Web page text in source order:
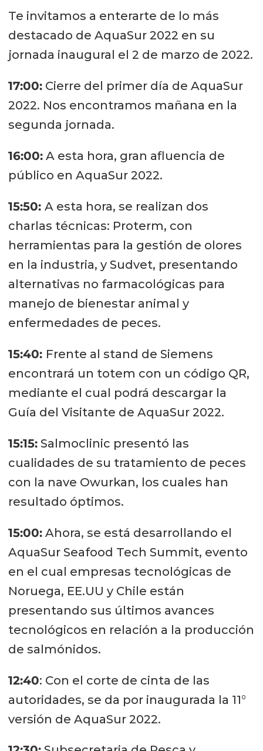
Te invitamos a enterarte de lo más
destacado de AquaSur 2022 en su
jornada inaugural el 2 de marzo de 2022.
17:00:Cierre del primer día de AquaSur
2022. Nos encontramos mañana en la
segunda jornada.
16:00:A esta hora, gran afluencia de
público en AquaSur 2022.
15:50: A esta hora, se realizan dos
charlas técnicas: Proterm, con
herramientas para la gestión de olores
en la industria, y Sudvet, presentando
alternativas no farmacológicas para
manejo de bienestar animal y
enfermedades de peces.
15:40: Frente al stand de Siemens
encontrará un totem con un código QR,
mediante el cual podrá descargar la
Guía del Visitante de AquaSur 2022.
15:15:Salmoclinic presentó las
cualidades de su tratamiento de peces
con la nave Owurkan, los cuales han
resultado óptimos.
15:00:Ahora, se está desarrollando el
AquaSur Seafood Tech Summit, evento
en el cual empresas tecnológicas de
Noruega, EE.UU y Chile están
presentando sus últimos avances
tecnológicos en relación a la producción
de salmónidos.
12:40: Con el corte de cinta de las
autoridades, se da por inaugurada la 11°
versión de AquaSur 2022.